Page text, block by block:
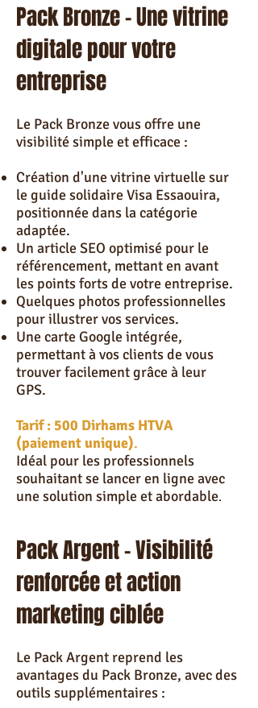
Pack Bronze – Une vitrine
digitale pour votre
entreprise
Le Pack Bronze vous offre une
visibilité simple et efficace :
Création d'une vitrine virtuelle sur
le guide solidaire Visa Essaouira,
positionnée dans la catégorie
adaptée.
Un article SEO optimisé pour le
référencement, mettant en avant
les points forts de votre entreprise.
Quelques photos professionnelles
pour illustrer vos services.
Une carte Google intégrée,
permettant à vos clients de vous
trouver facilement grâce à leur
GPS.
Tarif : 500 Dirhams HTVA
(paiement unique).
Idéal pour les professionnels
souhaitant se lancer en ligne avec
une solution simple et abordable.
Pack Argent – Visibilité
renforcée et action
marketing ciblée
Le Pack Argent reprend les
avantages du Pack Bronze, avec des
outils supplémentaires :